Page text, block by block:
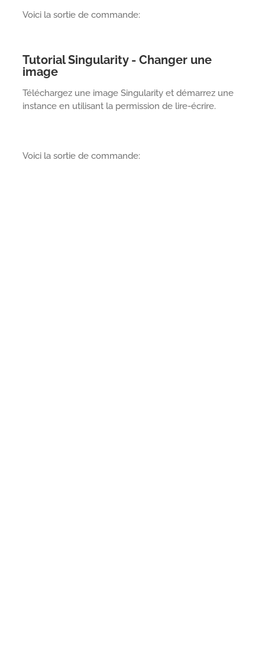
Voici la sortie de commande:
Tutorial Singularity - Changer une
image
Téléchargez une image Singularity et démarrez une
instance en utilisant la permission de lire-écrire.
Voici la sortie de commande: